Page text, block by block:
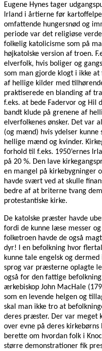
Eugene Hynes tager
Irland i årtierne før
omfattende hungersnød og
periode var det religiøse
folkelig katolicisme som på
højkatolske version af troen.
elverfolk, hvis boliger og
som man gjorde klogt i ikke
af hellige kilder med
praktiserede en blanding af
f.eks. at bede Fadervor og
bandt klude på grenene af
elverfolkenes ønsker. Det var
(og mænd) hvis ydelser kunne
hellige mænd og kvinder.
forhold til f.eks. 1950’ernes
på 20 %. Den lave
en mangel på kirkebygninger
havde svært ved at skulle
bedre af at briterne tvang
protestantiske kirke.
De katolske præster havde
fordi de kunne læse messer
folketroen havde de også
dyr! I en befolkning hvor
kunne tale engelsk og
sprog var præsterne oplagte
også for den fattige
ærkebiskop John MacHale
som en levende helgen og
skal man ikke tro at
deres præster. Der var meget
over evne på deres kirkebørns
berette om hvordan folk i
større demonstrationer fik